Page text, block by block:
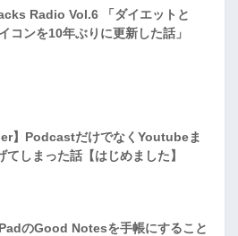
Radio Vol.6 「ダイエットと
コンを10年ぶりに更新した話」
】PodcastだけでなくYoutubeま
てしまった話【はじめました】
のGood Notesを手帳にすること